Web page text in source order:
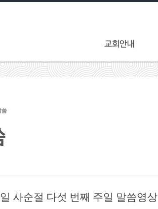
씀
사순절 다섯 번째 주일 말씀영상